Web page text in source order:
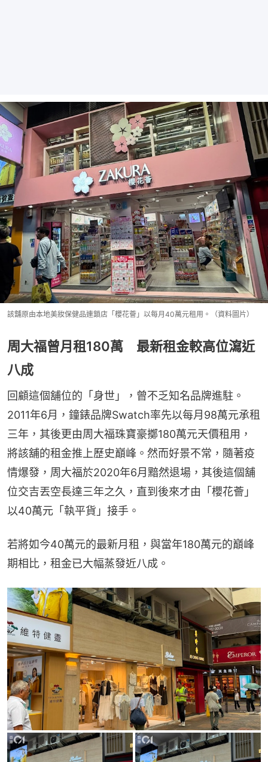
該舖原由本地美妝保健品連鎖店「櫻花薈」以每月40萬元租用。（資料圖片）
周大福曾月租180萬 最新租金較高位瀉近
八成
回顧這個舖位的「身世」，曾不乏知名品牌進駐。
2011年6月，鐘錶品牌Swatch率先以每月98萬元承租
三年，其後更由周大福珠寶豪擲180萬元天價租用，
將該舖的租金推上歷史巔峰。然而好景不常，隨著疫
情爆發，周大福於2020年6月黯然退場，其後這個舖
位交吉丟空長達三年之久，直到後來才由「櫻花薈」
以40萬元「執平貨」接手。
若將如今40萬元的最新月租，與當年180萬元的巔峰
期相比，租金已大幅蒸發近八成。